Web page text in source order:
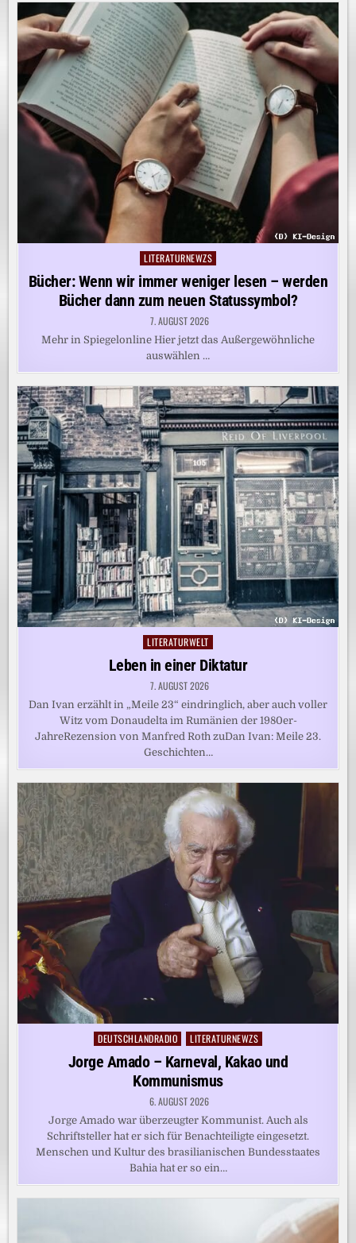
Posted
in
LITERATURNEWZS
Bücher: Wenn wir immer weniger lesen – werden
Bücher dann zum neuen Statussymbol?
7. AUGUST 2026
Mehr in Spiegelonline Hier jetzt das Außergewöhnliche
auswählen …
Posted
in
LITERATURWELT
Leben in einer Diktatur
7. AUGUST 2026
Dan Ivan erzählt in „Meile 23“ eindringlich, aber auch voller
Witz vom Donaudelta im Rumänien der 1980er-
JahreRezension von Manfred Roth zuDan Ivan: Meile 23.
Geschichten…
Posted
DEUTSCHLANDRADIO LITERATURNEWZS
Jorge Amado – Karneval, Kakao und
Kommunismus
6. AUGUST 2026
Jorge Amado war überzeugter Kommunist. Auch als
Schriftsteller hat er sich für Benachteiligte eingesetzt.
Menschen und Kultur des brasilianischen Bundesstaates
Bahia hat er so ein…